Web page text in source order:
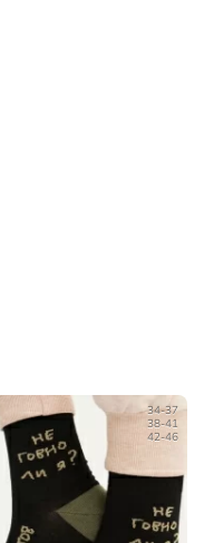
34-37
38-41
42-46